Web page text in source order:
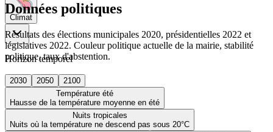
Climat
Horizon temporel
2030 2050
2100
Température été
Hausse de la température moyenne en été
Nuits tropicales
Nuits où la température ne descend pas sous 20°C
Données politiques
Résultats des élections municipales 2020, présidentielles 2022 et
législatives 2022. Couleur politique actuelle de la mairie, stabilité
politique, taux d'abstention.